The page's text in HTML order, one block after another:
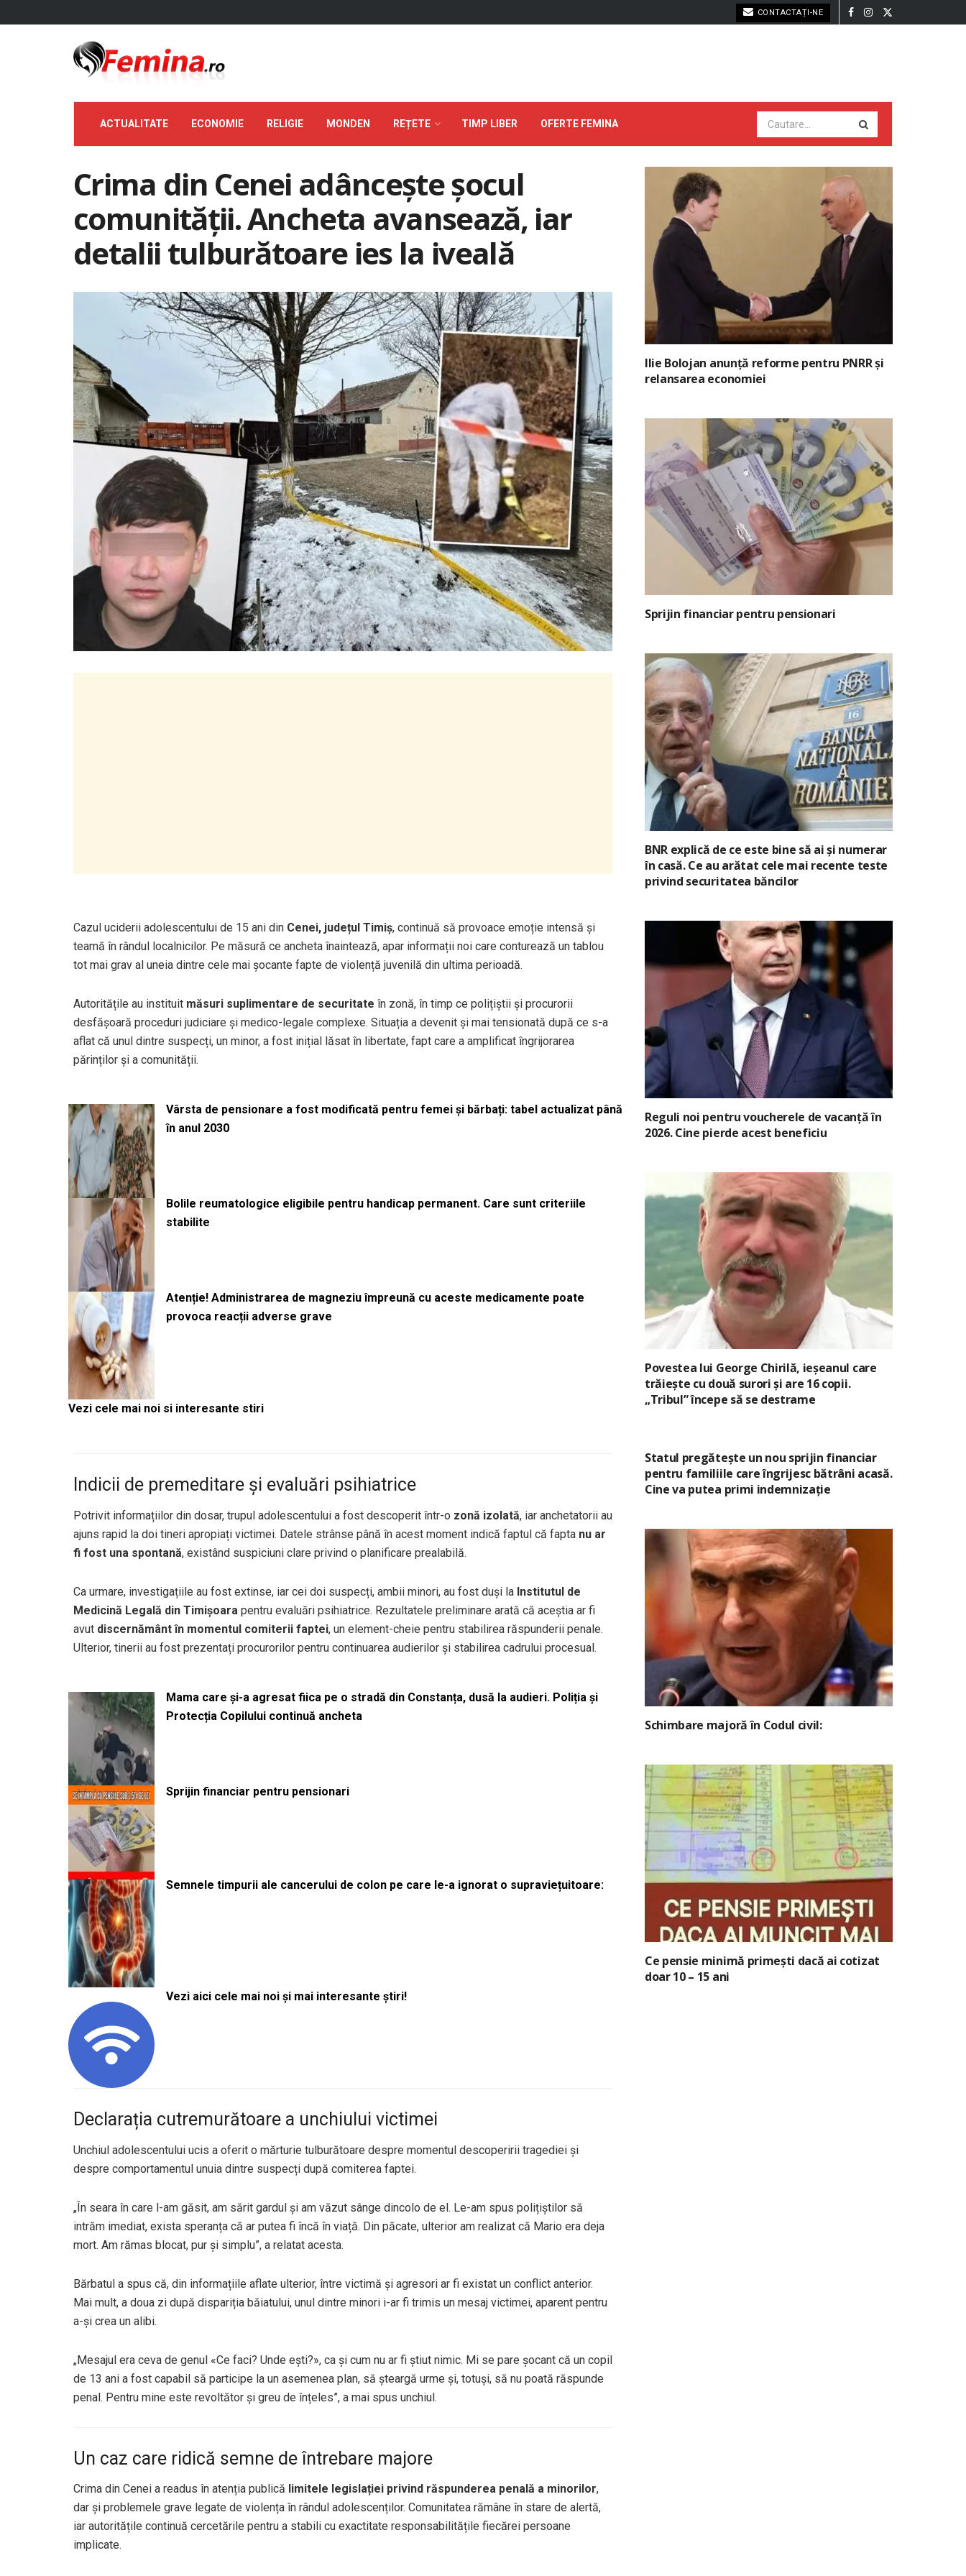
CONTACTAȚI-NE
ACTUALITATE ECONOMIE RELIGIE MONDEN REȚETE TIMP LIBER OFERTE FEMINA
Crima din Cenei adâncește șocul
comunității. Ancheta avansează, iar
detalii tulburătoare ies la iveală
Cazul uciderii adolescentului de 15 ani din Cenei, județul Timiș, continuă să provoace emoție intensă și
teamă în rândul localnicilor. Pe măsură ce ancheta înaintează, apar informații noi care conturează un tablou
tot mai grav al uneia dintre cele mai șocante fapte de violență juvenilă din ultima perioadă.
Autoritățile au instituit măsuri suplimentare de securitate în zonă, în timp ce polițiștii și procurorii
desfășoară proceduri judiciare și medico-legale complexe. Situația a devenit și mai tensionată după ce s-a
aflat că unul dintre suspecți, un minor, a fost inițial lăsat în libertate, fapt care a amplificat îngrijorarea
părinților și a comunității.
Vârsta de pensionare a fost modificată pentru femei și bărbați: tabel actualizat până
în anul 2030
Bolile reumatologice eligibile pentru handicap permanent. Care sunt criteriile
stabilite
Atenție! Administrarea de magneziu împreună cu aceste medicamente poate
provoca reacții adverse grave
Vezi cele mai noi si interesante stiri
Indicii de premeditare și evaluări psihiatrice
Potrivit informațiilor din dosar, trupul adolescentului a fost descoperit într-o zonă izolată, iar anchetatorii au
ajuns rapid la doi tineri apropiați victimei. Datele strânse până în acest moment indică faptul că fapta nu ar
fi fost una spontană, existând suspiciuni clare privind o planificare prealabilă.
Ca urmare, investigațiile au fost extinse, iar cei doi suspecți, ambii minori, au fost duși la Institutul de
Medicină Legală din Timișoara pentru evaluări psihiatrice. Rezultatele preliminare arată că aceștia ar fi
avut discernământ în momentul comiterii faptei, un element-cheie pentru stabilirea răspunderii penale.
Ulterior, tinerii au fost prezentați procurorilor pentru continuarea audierilor și stabilirea cadrului procesual.
Mama care și-a agresat fiica pe o stradă din Constanța, dusă la audieri. Poliția și
Protecția Copilului continuă ancheta
Sprijin financiar pentru pensionari
Semnele timpurii ale cancerului de colon pe care le-a ignorat o supraviețuitoare:
Vezi aici cele mai noi și mai interesante știri!
Declarația cutremurătoare a unchiului victimei
Unchiul adolescentului ucis a oferit o mărturie tulburătoare despre momentul descoperirii tragediei și
despre comportamentul unuia dintre suspecți după comiterea faptei.
„În seara în care l-am găsit, am sărit gardul și am văzut sânge dincolo de el. Le-am spus polițiștilor să
intrăm imediat, exista speranța că ar putea fi încă în viață. Din păcate, ulterior am realizat că Mario era deja
mort. Am rămas blocat, pur și simplu”, a relatat acesta.
Bărbatul a spus că, din informațiile aflate ulterior, între victimă și agresori ar fi existat un conflict anterior.
Mai mult, a doua zi după dispariția băiatului, unul dintre minori i-ar fi trimis un mesaj victimei, aparent pentru
a-și crea un alibi.
„Mesajul era ceva de genul «Ce faci? Unde ești?», ca și cum nu ar fi știut nimic. Mi se pare șocant că un copil
de 13 ani a fost capabil să participe la un asemenea plan, să șteargă urme și, totuși, să nu poată răspunde
penal. Pentru mine este revoltător și greu de înțeles”, a mai spus unchiul.
Un caz care ridică semne de întrebare majore
Crima din Cenei a readus în atenția publică limitele legislației privind răspunderea penală a minorilor,
dar și problemele grave legate de violența în rândul adolescenților. Comunitatea rămâne în stare de alertă,
iar autoritățile continuă cercetările pentru a stabili cu exactitate responsabilitățile fiecărei persoane
implicate.
Ilie Bolojan anunță reforme pentru PNRR și
relansarea economiei
Sprijin financiar pentru pensionari
BNR explică de ce este bine să ai și numerar
în casă. Ce au arătat cele mai recente teste
privind securitatea băncilor
Reguli noi pentru voucherele de vacanță în
2026. Cine pierde acest beneficiu
Povestea lui George Chirilă, ieșeanul care
trăiește cu două surori și are 16 copii.
„Tribul” începe să se destrame
Statul pregătește un nou sprijin financiar
pentru familiile care îngrijesc bătrâni acasă.
Cine va putea primi indemnizație
Schimbare majoră în Codul civil:
Ce pensie minimă primești dacă ai cotizat
doar 10 – 15 ani